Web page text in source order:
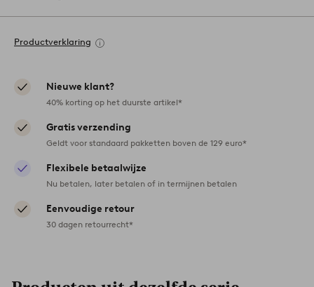
Productverklaring
Nieuwe klant?
40% korting op het duurste artikel*
Gratis verzending
Geldt voor standaard pakketten boven de 129 euro*
Flexibele betaalwijze
Nu betalen, later betalen of in termijnen betalen
Eenvoudige retour
30 dagen retourrecht*